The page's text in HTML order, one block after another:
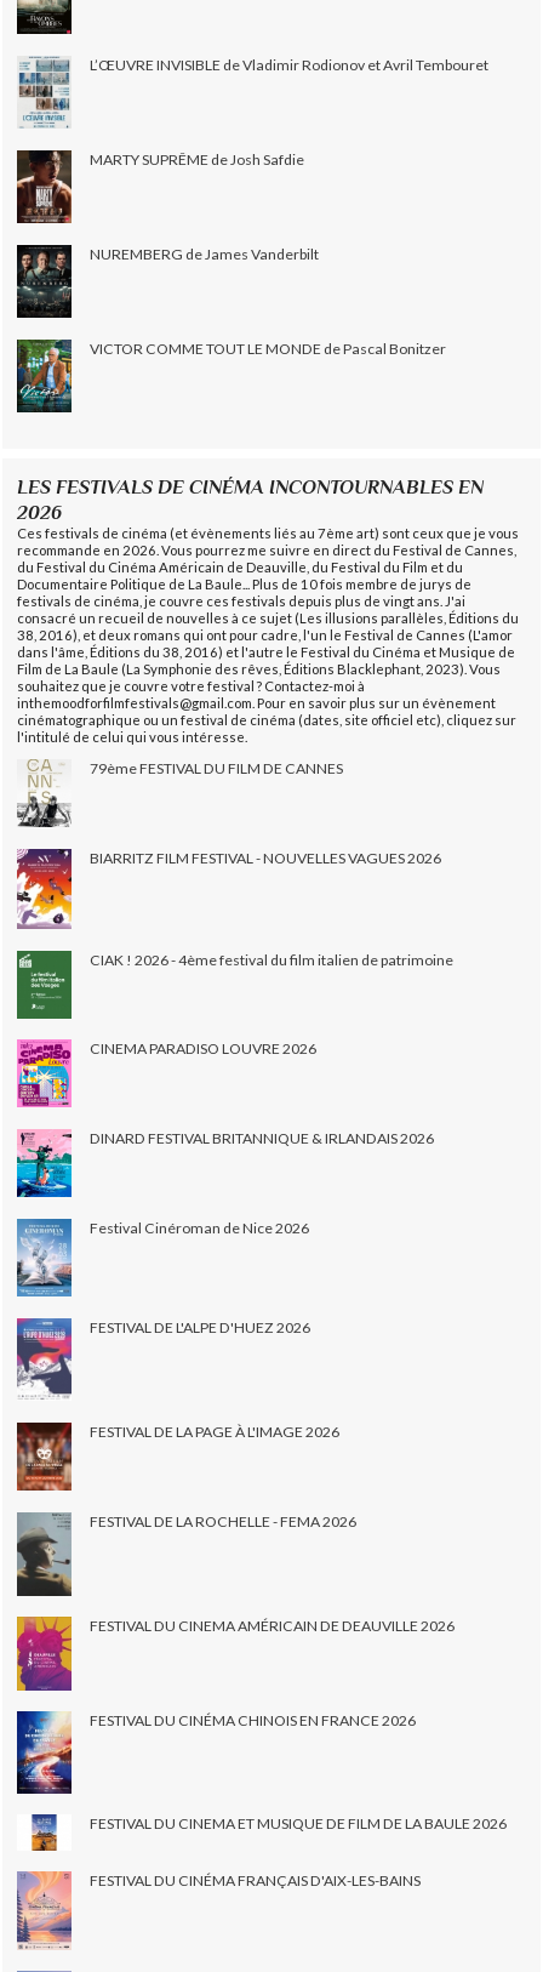
L’ŒUVRE INVISIBLE de Vladimir Rodionov et Avril Tembouret
MARTY SUPRÊME de Josh Safdie
NUREMBERG de James Vanderbilt
VICTOR COMME TOUT LE MONDE de Pascal Bonitzer
LES FESTIVALS DE CINÉMA INCONTOURNABLES EN
2026
Ces festivals de cinéma (et évènements liés au 7ème art) sont ceux que je vous
recommande en 2026. Vous pourrez me suivre en direct du Festival de Cannes,
du Festival du Cinéma Américain de Deauville, du Festival du Film et du
Documentaire Politique de La Baule... Plus de 10 fois membre de jurys de
festivals de cinéma, je couvre ces festivals depuis plus de vingt ans. J'ai
consacré un recueil de nouvelles à ce sujet (Les illusions parallèles, Éditions du
38, 2016), et deux romans qui ont pour cadre, l'un le Festival de Cannes (L'amor
dans l'âme, Éditions du 38, 2016) et l'autre le Festival du Cinéma et Musique de
Film de La Baule (La Symphonie des rêves, Éditions Blacklephant, 2023). Vous
souhaitez que je couvre votre festival ? Contactez-moi à
inthemoodforfilmfestivals@gmail.com. Pour en savoir plus sur un évènement
cinématographique ou un festival de cinéma (dates, site officiel etc), cliquez sur
l'intitulé de celui qui vous intéresse.
79ème FESTIVAL DU FILM DE CANNES
BIARRITZ FILM FESTIVAL - NOUVELLES VAGUES 2026
CIAK ! 2026 - 4ème festival du film italien de patrimoine
CINEMA PARADISO LOUVRE 2026
DINARD FESTIVAL BRITANNIQUE & IRLANDAIS 2026
Festival Cinéroman de Nice 2026
FESTIVAL DE L'ALPE D'HUEZ 2026
FESTIVAL DE LA PAGE À L'IMAGE 2026
FESTIVAL DE LA ROCHELLE - FEMA 2026
FESTIVAL DU CINEMA AMÉRICAIN DE DEAUVILLE 2026
FESTIVAL DU CINÉMA CHINOIS EN FRANCE 2026
FESTIVAL DU CINEMA ET MUSIQUE DE FILM DE LA BAULE 2026
FESTIVAL DU CINÉMA FRANÇAIS D'AIX-LES-BAINS